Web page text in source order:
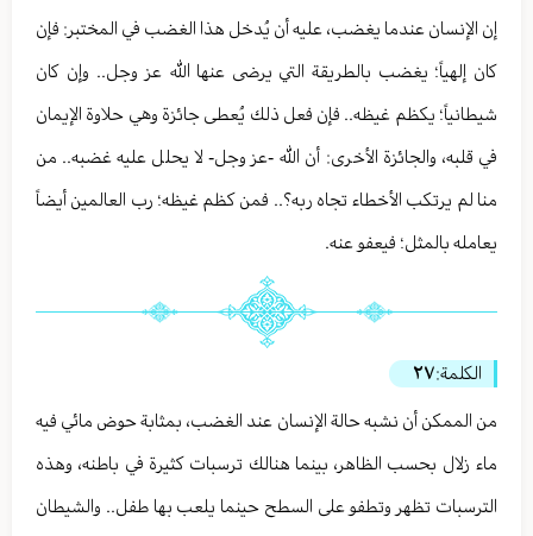
إن الإنسان عندما يغضب، عليه أن يُدخل هذا الغضب في المختبر: فإن
كان إلهياً؛ يغضب بالطريقة التي يرضى عنها الله عز وجل.. وإن كان
شيطانياً؛ يكظم غيظه.. فإن فعل ذلك يُعطى جائزة وهي حلاوة الإيمان
في قلبه، والجائزة الأخرى: أن الله -عز وجل- لا يحلل عليه غضبه.. من
منا لم يرتكب الأخطاء تجاه ربه؟.. فمن كظم غيظه؛ رب العالمين أيضاً
يعامله بالمثل؛ فيعفو عنه.
الكلمة:٢٧
من الممكن أن نشبه حالة الإنسان عند الغضب، بمثابة حوض مائي فيه
ماء زلال بحسب الظاهر، بينما هنالك ترسبات كثيرة في باطنه، وهذه
الترسبات تظهر وتطفو على السطح حينما يلعب بها طفل.. والشيطان